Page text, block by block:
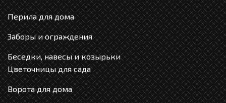
Перила для дома
Заборы и ограждения
Беседки, навесы и козырьки
Цветочницы для сада
Ворота для дома